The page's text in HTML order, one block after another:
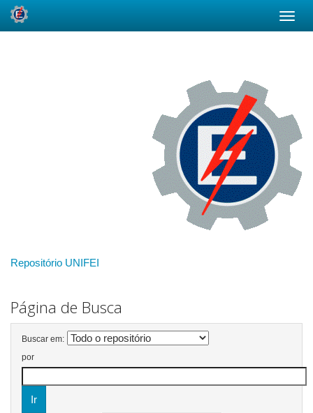
Repositório UNIFEI
Página de Busca
Buscar em:
por